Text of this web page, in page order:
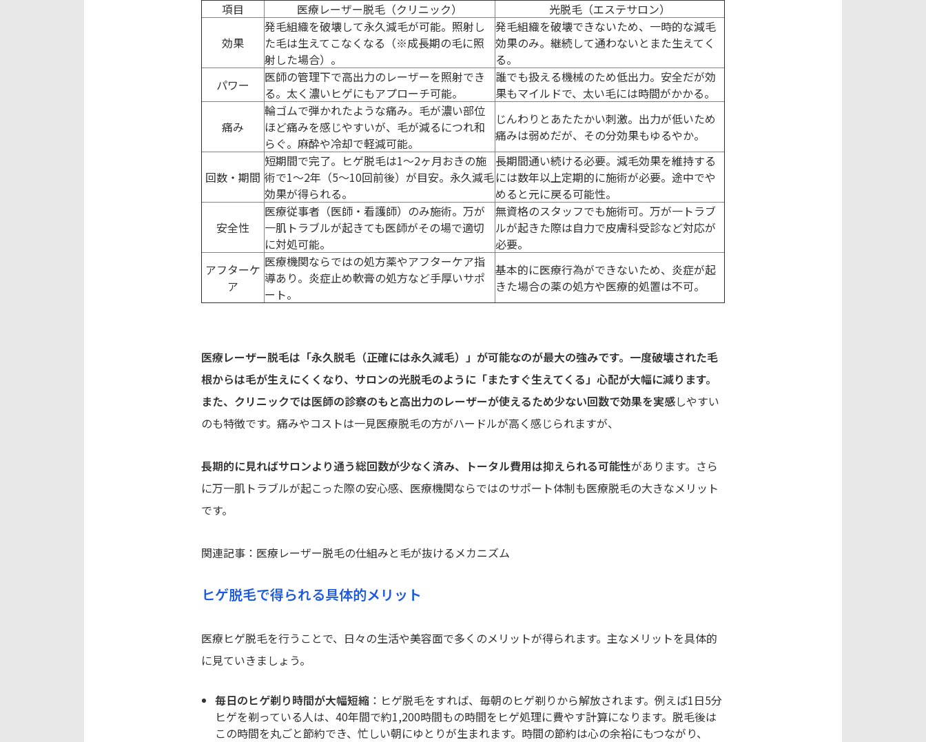
項目 医療レーザー脱毛（クリニック） 光脱毛（エステサロン）
効果
発毛組織を破壊して永久減毛が可能。照射し
た毛は生えてこなくなる（※成長期の毛に照
射した場合）。
発毛組織を破壊できないため、一時的な減毛
効果のみ。継続して通わないとまた生えてく
る。
パワー
医師の管理下で高出力のレーザーを照射でき
る。太く濃いヒゲにもアプローチ可能。
誰でも扱える機械のため低出力。安全だが効
果もマイルドで、太い毛には時間がかかる。
痛み
輪ゴムで弾かれたような痛み。毛が濃い部位
ほど痛みを感じやすいが、毛が減るにつれ和
らぐ。麻酔や冷却で軽減可能。
じんわりとあたたかい刺激。出力が低いため
痛みは弱めだが、その分効果もゆるやか。
回数・期間
短期間で完了。ヒゲ脱毛は1〜2ヶ月おきの施
術で1〜2年（5〜10回前後）が目安。永久減毛
効果が得られる。
長期間通い続ける必要。減毛効果を維持する
には数年以上定期的に施術が必要。途中でや
めると元に戻る可能性。
安全性
医療従事者（医師・看護師）のみ施術。万が
一肌トラブルが起きても医師がその場で適切
に対処可能。
無資格のスタッフでも施術可。万が一トラブ
ルが起きた際は自力で皮膚科受診など対応が
必要。
アフターケ
ア
医療機関ならではの処方薬やアフターケア指
導あり。炎症止め軟膏の処方など手厚いサポ
ート。
基本的に医療行為ができないため、炎症が起
きた場合の薬の処方や医療的処置は不可。
医療レーザー脱毛は「永久脱毛（正確には永久減毛）」が可能なのが最大の強みです。一度破壊された毛
根からは毛が生えにくくなり、サロンの光脱毛のように「またすぐ生えてくる」心配が大幅に減ります。
また、クリニックでは医師の診察のもと高出力のレーザーが使えるため少ない回数で効果を実感しやすい
のも特徴です。痛みやコストは一見医療脱毛の方がハードルが高く感じられますが、
長期的に見ればサロンより通う総回数が少なく済み、トータル費用は抑えられる可能性があります。さら
に万一肌トラブルが起こった際の安心感、医療機関ならではのサポート体制も医療脱毛の大きなメリット
です。
関連記事： 医療レーザー脱毛の仕組みと毛が抜けるメカニズム
ヒゲ脱毛で得られる具体的メリット
医療ヒゲ脱毛を行うことで、日々の生活や美容面で多くのメリットが得られます。主なメリットを具体的
に見ていきましょう。
毎日のヒゲ剃り時間が大幅短縮 ：ヒゲ脱毛をすれば、毎朝のヒゲ剃りから解放されます。例えば1日5分
ヒゲを剃っている人は、40年間で約1,200時間もの時間をヒゲ処理に費やす計算になります。脱毛後は
この時間を丸ごと節約でき、忙しい朝にゆとりが生まれます。時間の節約は心の余裕にもつながり、